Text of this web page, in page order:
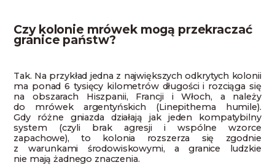
Czy kolonie mrówek mogą przekraczać
granice państw?
Tak. Na przykład jedna z największych odkrytych kolonii
ma ponad 6 tysięcy kilometrów długości i rozciąga się
na obszarach Hiszpanii, Francji i Włoch, a należy
do mrówek argentyńskich (Linepithema humile).
Gdy różne gniazda działają jak jeden kompatybilny
system (czyli brak agresji i wspólne wzorce
zapachowe), to kolonia rozszerza się zgodnie
z warunkami środowiskowymi, a granice ludzkie
nie mają żadnego znaczenia.